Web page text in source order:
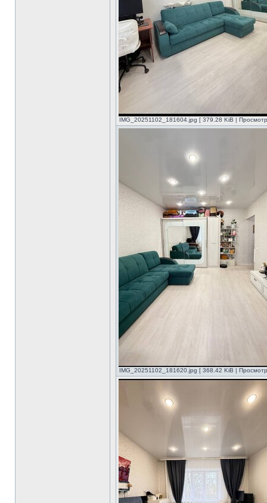
IMG_20251102_181604.jpg [ 379.28 KiB |
IMG_20251102_181620.jpg [ 368.42 KiB |